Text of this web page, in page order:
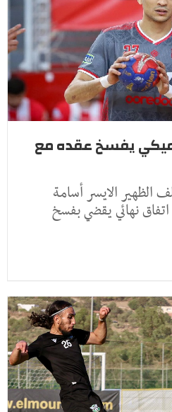
يفسخ عقده مع
الظهير الايسر أسامة
نهائي يقضي بفسخ